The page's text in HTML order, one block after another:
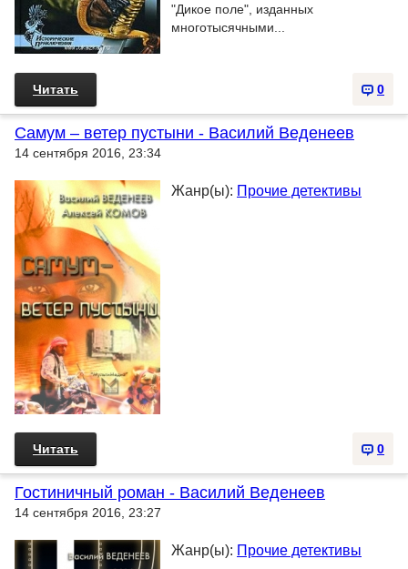
"Дикое поле", изданных
многотысячными...
0
Читать
Самум – ветер пустыни - Василий Веденеев
14 сентября 2016, 23:34
Жанр(ы): Прочие детективы
0
Читать
Гостиничный роман - Василий Веденеев
14 сентября 2016, 23:27
Жанр(ы): Прочие детективы